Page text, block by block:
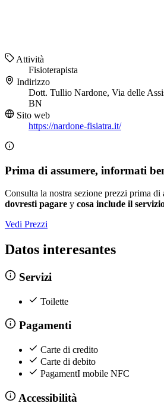
Attività
Fisioterapista
Indirizzo
Dott. Tullio Nardone, Via delle
BN
Sito web
https://nardone-fisiatra.it/
Prima di assumere, informati
Consulta la nostra sezione prezzi prima di
dovresti pagare y cosa include il
Vedi Prezzi
Datos interesantes
Servizi
Toilette
Pagamenti
Carte di credito
Carte di debito
PagamentI mobile NFC
Accessibilità